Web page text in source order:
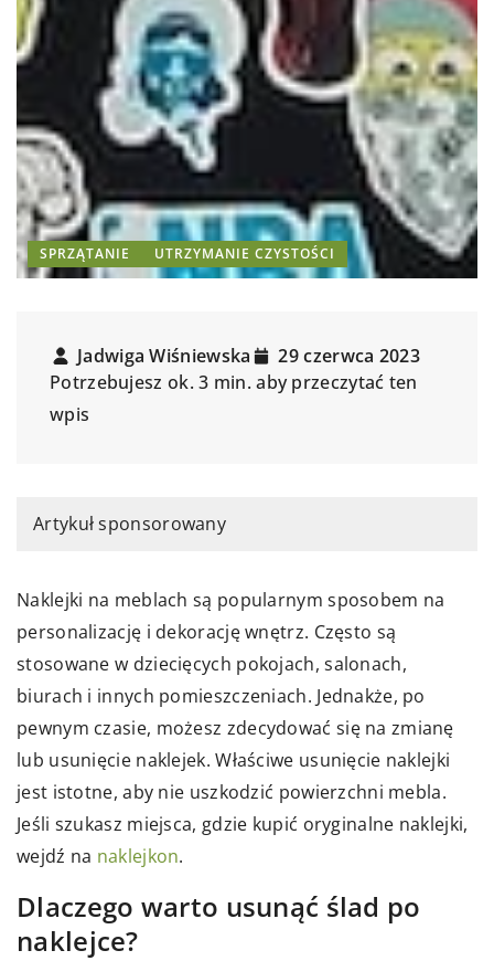
SPRZĄTANIE UTRZYMANIE CZYSTOŚCI
Jadwiga Wiśniewska
29 czerwca 2023
Potrzebujesz ok. 3 min. aby przeczytać ten
wpis
Artykuł sponsorowany
Naklejki na meblach są popularnym sposobem na
personalizację i dekorację wnętrz. Często są
stosowane w dziecięcych pokojach, salonach,
biurach i innych pomieszczeniach. Jednakże, po
pewnym czasie, możesz zdecydować się na zmianę
lub usunięcie naklejek. Właściwe usunięcie naklejki
jest istotne, aby nie uszkodzić powierzchni mebla.
Jeśli szukasz miejsca, gdzie kupić oryginalne naklejki,
wejdź na naklejkon.
Dlaczego warto usunąć ślad po
naklejce?